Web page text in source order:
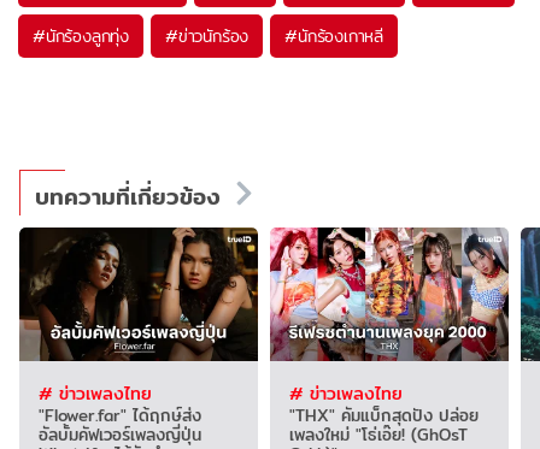
#นักร้องลูกทุ่ง #ข่าวนักร้อง #นักร้องเกาหลี
บทความที่เกี่ยวข้อง
# ข่าวเพลงไทย
"Flower.far" ได้ฤกษ์ส่ง
อัลบั้มคัฟเวอร์เพลงญี่ปุ่น
# ข่าวเพลงไทย
"THX" คัมแบ็กสุดปัง ปล่อย
เพลงใหม่ "โธ่เอ๊ย! (GhOsT